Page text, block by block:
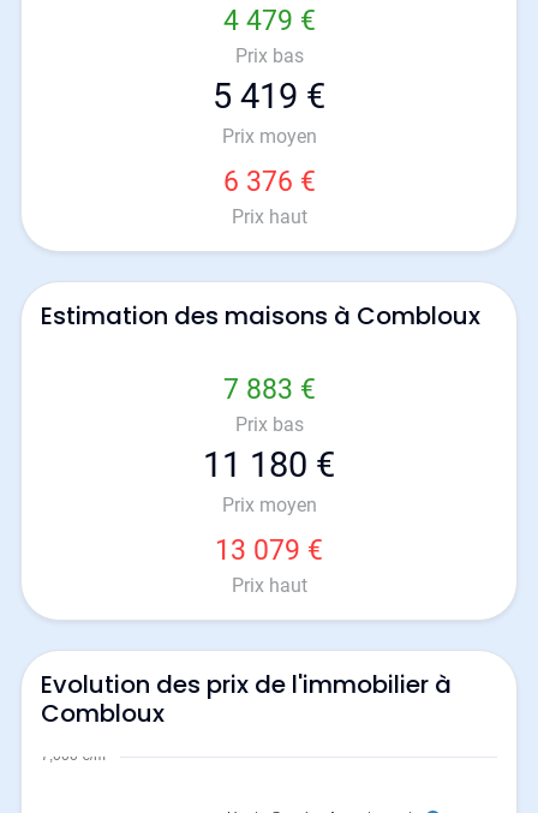
4 479 €
Prix bas
5 419 €
Prix moyen
6 376 €
Prix haut
Estimation des maisons à Combloux
7 883 €
Prix bas
11 180 €
Prix moyen
13 079 €
Prix haut
Evolution des prix de l'immobilier à
Combloux